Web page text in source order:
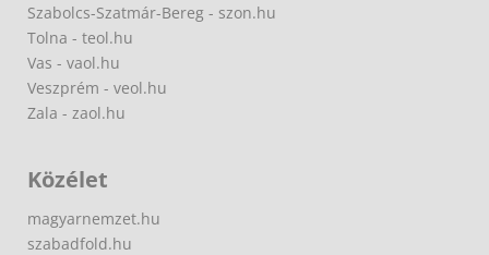
Szabolcs-Szatmár-Bereg - szon.hu
Tolna - teol.hu
Vas - vaol.hu
Veszprém - veol.hu
Zala - zaol.hu
Közélet
magyarnemzet.hu
szabadfold.hu